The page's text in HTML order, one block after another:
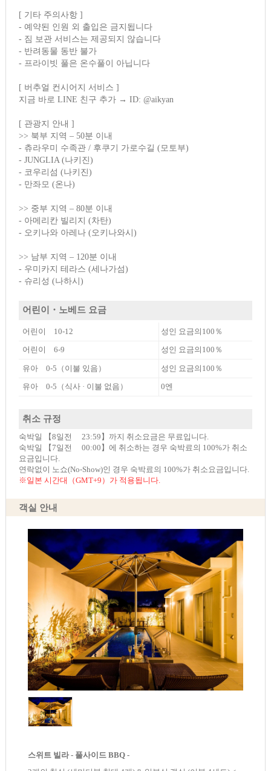
[ 기타 주의사항 ]
- 예약된 인원 외 출입은 금지됩니다
- 짐 보관 서비스는 제공되지 않습니다
- 반려동물 동반 불가
- 프라이빗 풀은 온수풀이 아닙니다
[ 버추얼 컨시어지 서비스 ]
지금 바로 LINE 친구 추가 → ID: @aikyan
[ 관광지 안내 ]
>> 북부 지역 – 50분 이내
- 츄라우미 수족관 / 후쿠기 가로수길 (모토부)
- JUNGLIA (나키진)
- 코우리섬 (나키진)
- 만좌모 (온나)
>> 중부 지역 – 80분 이내
- 아메리칸 빌리지 (차탄)
- 오키나와 아레나 (오키나와시)
>> 남부 지역 – 120분 이내
- 우미카지 테라스 (세나가섬)
- 슈리성 (나하시)
어린이・노베드 요금
어린이 10-12 성인 요금의100％
어린이 6-9 성인 요금의100％
유아 0-5（이불 있음） 성인 요금의100％
유아 0-5（식사 · 이불 없음） 0엔
취소 규정
숙박일 【8일전 23:59】까지 취소요금은 무료입니다.
숙박일 【7일전 00:00】에 취소하는 경우 숙박료의 100%가 취소
요금입니다.
연락없이 노쇼(No-Show)인 경우 숙박료의 100%가 취소요금입니다.
※일본 시간대（GMT+9）가 적용됩니다.
객실 안내
스위트 빌라 - 풀사이드 BBQ -